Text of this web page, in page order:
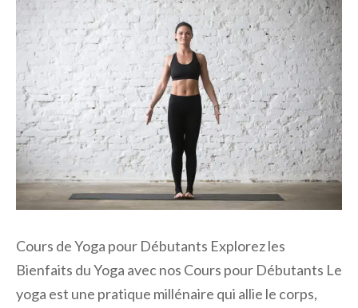
Cours de Yoga pour Débutants Explorez les
Bienfaits du Yoga avec nos Cours pour Débutants Le
yoga est une pratique millénaire qui allie le corps,